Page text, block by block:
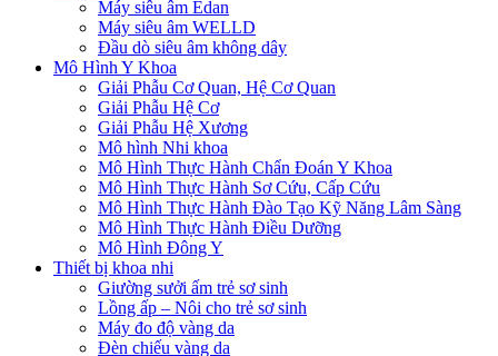
Máy siêu âm Edan
Máy siêu âm WELLD
Đầu dò siêu âm không dây
Mô Hình Y Khoa
Giải Phẫu Cơ Quan, Hệ Cơ Quan
Giải Phẫu Hệ Cơ
Giải Phẫu Hệ Xương
Mô hình Nhi khoa
Mô Hình Thực Hành Chẩn Đoán Y Khoa
Mô Hình Thực Hành Sơ Cứu, Cấp Cứu
Mô Hình Thực Hành Đào Tạo Kỹ Năng Lâm Sàng
Mô Hình Thực Hành Điều Dưỡng
Mô Hình Đông Y
Thiết bị khoa nhi
Giường sưởi ấm trẻ sơ sinh
Lồng ấp – Nôi cho trẻ sơ sinh
Máy đo độ vàng da
Đèn chiếu vàng da